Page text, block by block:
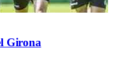
Girona